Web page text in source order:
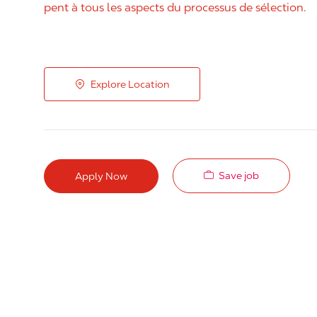
pent à tous les aspects du processus de sélection.
Explore Location
Apply Now Save job